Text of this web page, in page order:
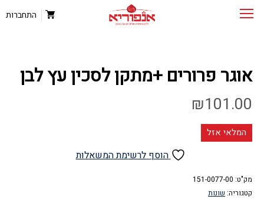
התחברות
אוגר פרורים +מתקן לסכין עץ לבן
₪101.00
המלאי אזל
הוסף לרשימת המשאלות
מק"ט: 151-0077-00
קטגוריה: שונות